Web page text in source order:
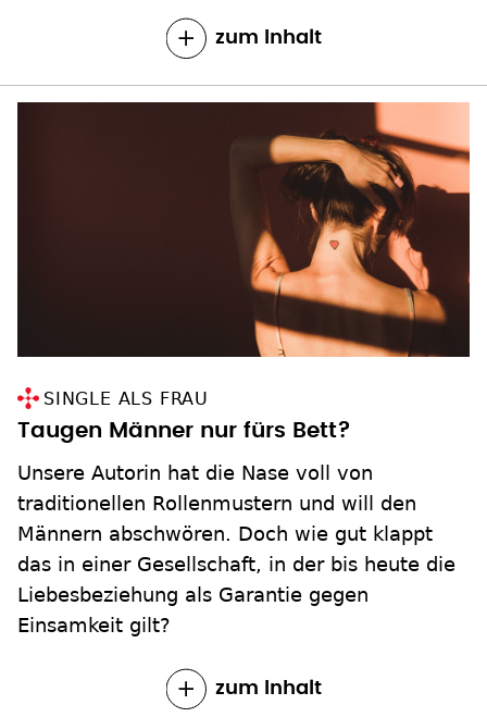
zum Inhalt
SINGLE ALS FRAU
Taugen Männer nur fürs Bett?
Unsere Autorin hat die Nase voll von
traditionellen Rollenmustern und will den
Männern abschwören. Doch wie gut klappt
das in einer Gesellschaft, in der bis heute die
Liebesbeziehung als Garantie gegen
Einsamkeit gilt?
zum Inhalt